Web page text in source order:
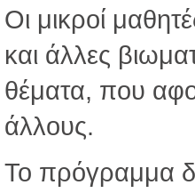
Οι μικροί
και άλλες
θέματα, που
άλλους.
Το πρόγραμμα